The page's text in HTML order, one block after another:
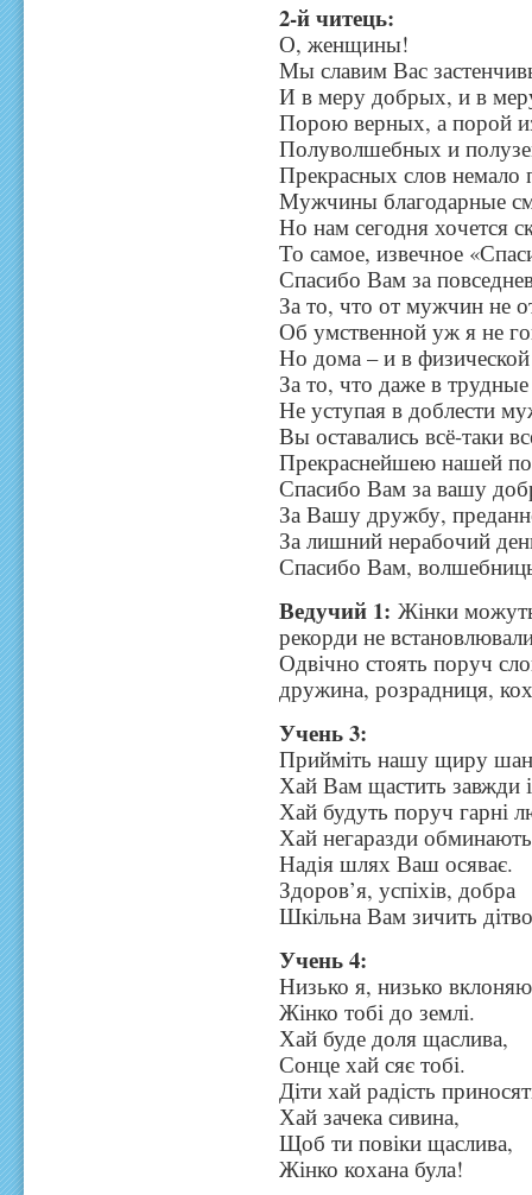
2-й читець:
О, женщины!
Мы славим Вас
И в меру добрых, и в
Порою верных, а порой
Полуволшебных и
Прекрасных слов немало
Мужчины благодарные
Но нам сегодня хочется
То самое, извечное
Спасибо Вам за
За то, что от мужчин не
Об умственной уж я не
Но дома – и в
За то, что даже в
Не уступая в доблести
Вы оставались всё-таки
Прекраснейшею нашей
Спасибо Вам за вашу
За Вашу дружбу,
За лишний нерабочий
Спасибо Вам,
Ведучий 1: Жінки
рекорди не
Одвічно стоять поруч
дружина, розрадниця,
Учень 3:
Прийміть нашу щиру
Хай Вам щастить завжди
Хай будуть поруч гарні
Хай негаразди
Надія шлях Ваш осяває.
Здоров’я, успіхів, добра
Шкільна Вам зичить
Учень 4:
Низько я, низько
Жінко тобі до землі.
Хай буде доля щаслива,
Сонце хай сяє тобі.
Діти хай радість
Хай зачека сивина,
Щоб ти повіки щаслива,
Жінко кохана була!